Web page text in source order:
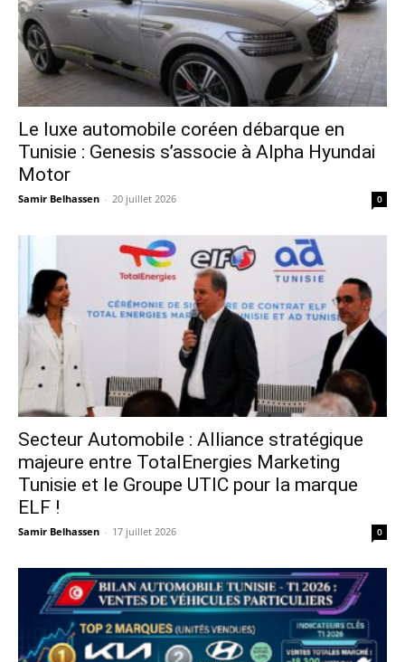
Le luxe automobile coréen débarque en
Tunisie : Genesis s’associe à Alpha Hyundai
Motor
Samir Belhassen - 20 juillet 2026 0
Secteur Automobile : Alliance stratégique
majeure entre TotalEnergies Marketing
Tunisie et le Groupe UTIC pour la marque
ELF !
Samir Belhassen - 17 juillet 2026 0